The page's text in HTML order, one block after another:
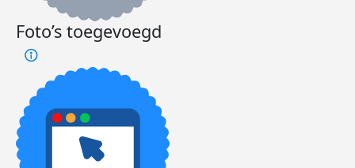
Foto’s toegevoegd